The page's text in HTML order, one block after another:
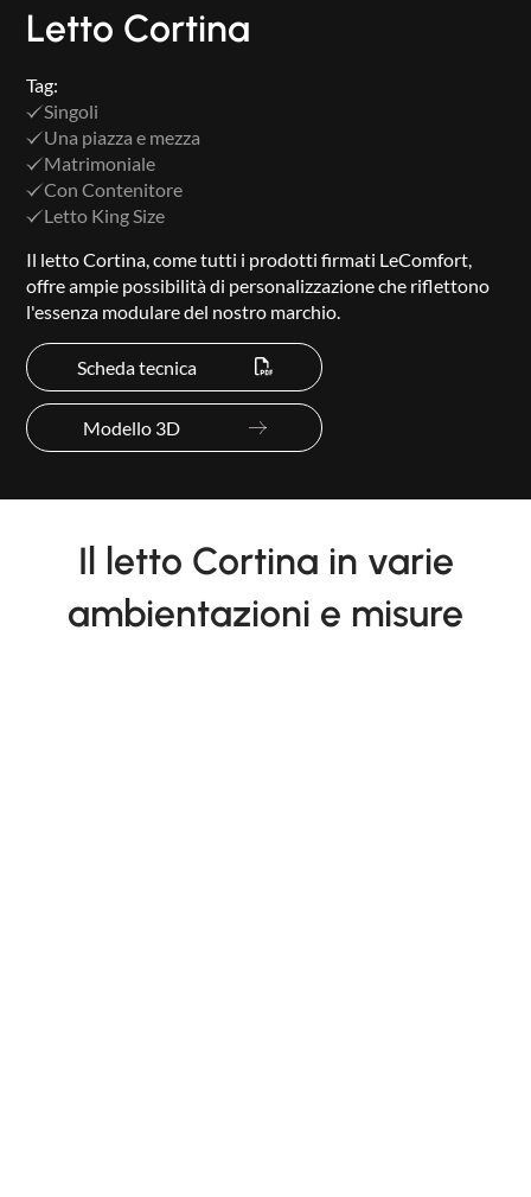
Letto Cortina
Tag:
Singoli
Una piazza e mezza
Matrimoniale
Con Contenitore
Letto King Size
Il letto Cortina, come tutti i prodotti firmati LeComfort,
offre ampie possibilità di personalizzazione che riflettono
l'essenza modulare del nostro marchio.
Scheda tecnica
Modello 3D
Il letto Cortina in varie
ambientazioni e misure